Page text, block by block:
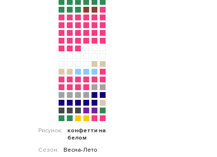
Рисунок:
конфетти на
белом
Сезон:
Весна-Лето